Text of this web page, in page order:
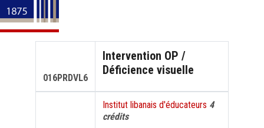
ADMISSION
RECHERCHE
INTERNATIONAL
016PRDVL6
Intervention OP /
Déficience visuelle
Institut libanais d'éducateurs 4
crédits